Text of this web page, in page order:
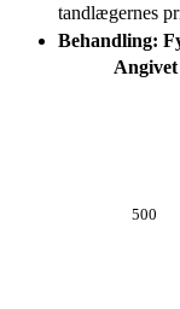
tandlægernes
Behandling:
500